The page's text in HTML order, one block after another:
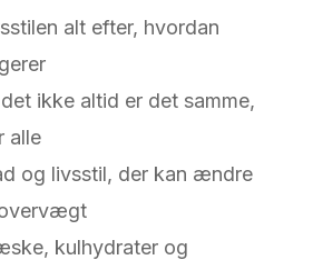
alt efter, hvordan
ikke altid er det samme,
alle
og livsstil, der kan ændre
kulhydrater og